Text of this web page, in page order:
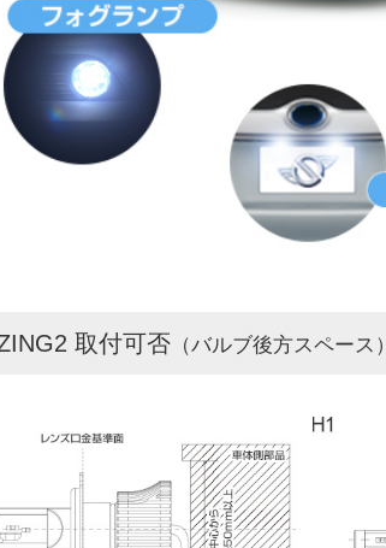
取付可否 （バルブ後方スペース）